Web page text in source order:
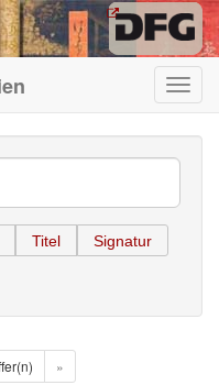
Titel Signatur
»